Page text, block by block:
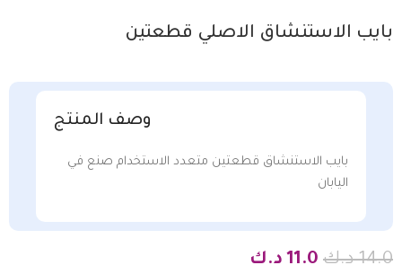
بايب الاستنشاق الاصلي قطعتين
وصف المنتج
بايب الاستنشاق قطعتين متعدد الاستخدام صنع في
اليابان
14.0 د.ك 11.0 د.ك